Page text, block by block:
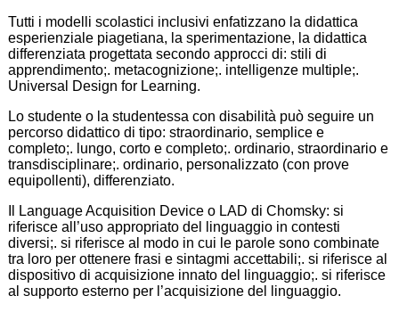
Tutti i modelli scolastici inclusivi enfatizzano la didattica
esperienziale piagetiana, la sperimentazione, la didattica
differenziata progettata secondo approcci di: stili di
apprendimento;. metacognizione;. intelligenze multiple;.
Universal Design for Learning.
Lo studente o la studentessa con disabilità può seguire un
percorso didattico di tipo: straordinario, semplice e
completo;. lungo, corto e completo;. ordinario, straordinario e
transdisciplinare;. ordinario, personalizzato (con prove
equipollenti), differenziato.
Il Language Acquisition Device o LAD di Chomsky: si
riferisce all’uso appropriato del linguaggio in contesti
diversi;. si riferisce al modo in cui le parole sono combinate
tra loro per ottenere frasi e sintagmi accettabili;. si riferisce al
dispositivo di acquisizione innato del linguaggio;. si riferisce
al supporto esterno per l’acquisizione del linguaggio.